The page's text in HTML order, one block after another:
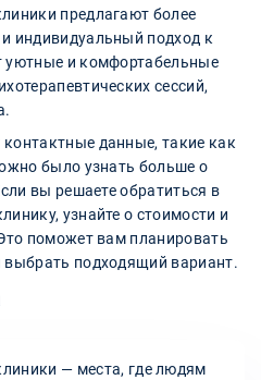
предлагают более
индивидуальный подход к
уютные и комфортабельные
сессий,
данные, такие как
было узнать больше о
вы решаете обратиться в
узнайте о стоимости и
поможет вам планировать
подходящий вариант.
— места, где людям